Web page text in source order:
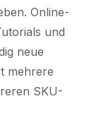
Online-
und
neue
mehrere
SKU-